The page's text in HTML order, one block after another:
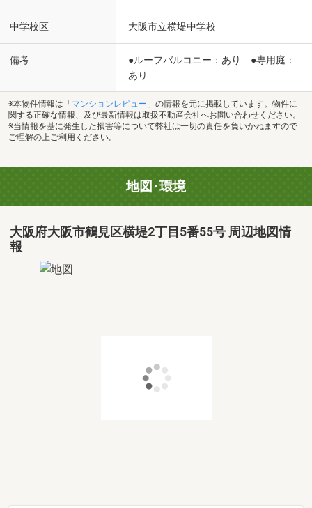
中学校区 大阪市立横堤中学校
備考
●ルーフバルコニー：あり ●専用庭：
あり
※本物件情報は「 マンションレビュー 」の情報を元に掲載しています。物件に
関する正確な情報、及び最新情報は取扱不動産会社へお問い合わせください。
※当情報を基に発生した損害等について弊社は一切の責任を負いかねますので
ご理解の上ご利用ください。
地図･環境
大阪府大阪市鶴見区横堤2丁目5番55号 周辺地図情
報